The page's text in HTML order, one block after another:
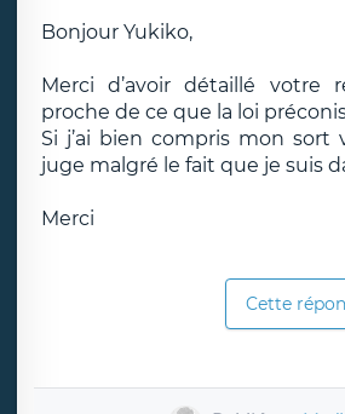
Bonjour Yukiko,
Merci d’avoir détaillé votre
proche de ce que la loi
Si j’ai bien compris mon sort
juge malgré le fait que je suis
Merci
Cette